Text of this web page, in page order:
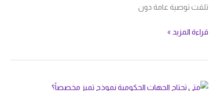
تلقت توصية عامة دون
قراءة المزيد »
متى